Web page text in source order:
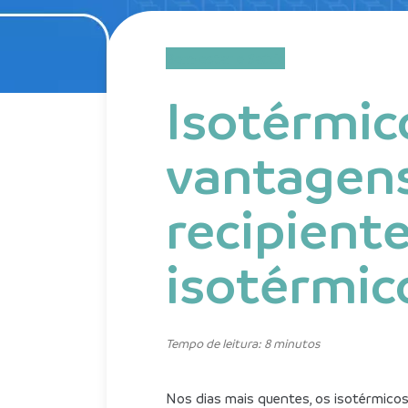
Tempo de leitura: 8 minutos
Nos dias mais quentes, os